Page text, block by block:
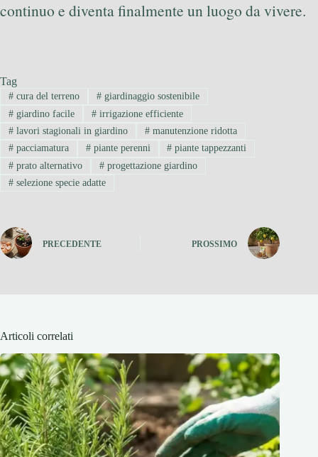
continuo e diventa finalmente un luogo da vivere.
Tag
#cura del terreno #giardinaggio sostenibile
#giardino facile #irrigazione efficiente
#lavori stagionali in giardino #manutenzione ridotta
#pacciamatura #piante perenni # piante tappezzanti
#prato alternativo #progettazione giardino
#selezione specie adatte
PRECEDENTE PROSSIMO
Articoli correlati